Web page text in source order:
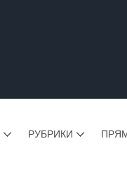
РУБРИКИ